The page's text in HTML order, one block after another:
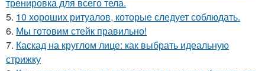
тренировка для всего тела.
5. 10 хороших ритуалов, которые следует соблюдать.
6. Мы готовим стейк правильно!
7. Каскад на круглом лице: как выбрать идеальную
стрижку